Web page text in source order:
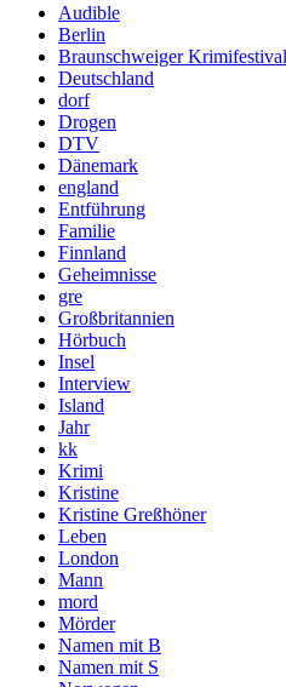
Audible
Berlin
Braunschweiger Krimifestival
Deutschland
dorf
Drogen
DTV
Dänemark
england
Entführung
Familie
Finnland
Geheimnisse
gre
Großbritannien
Hörbuch
Insel
Interview
Island
Jahr
kk
Krimi
Kristine
Kristine Greßhöner
Leben
London
Mann
mord
Mörder
Namen mit B
Namen mit S